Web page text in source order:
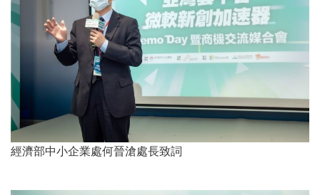
經濟部中小企業處何晉滄處長致詞